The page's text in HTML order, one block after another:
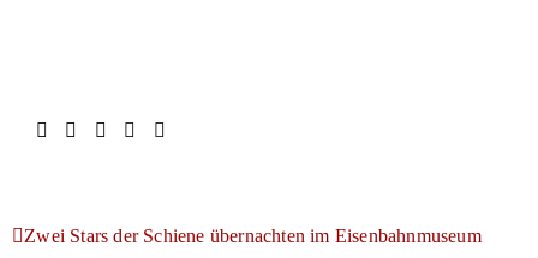
Zwei Stars der Schiene übernachten im Eisenbahnmuseum